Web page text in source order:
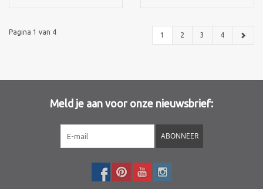
Pagina 1 van 4 1 2 3 4
Meld je aan voor onze nieuwsbrief:
ABONNEER